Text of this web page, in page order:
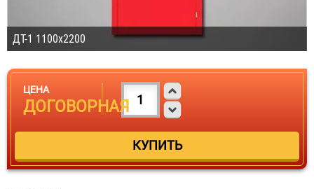
ДТ-1 1100х2200
ЦЕНА
ДОГОВОРНАЯ